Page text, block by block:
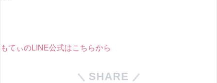
もてぃのLINE公式はこちらから
SHARE